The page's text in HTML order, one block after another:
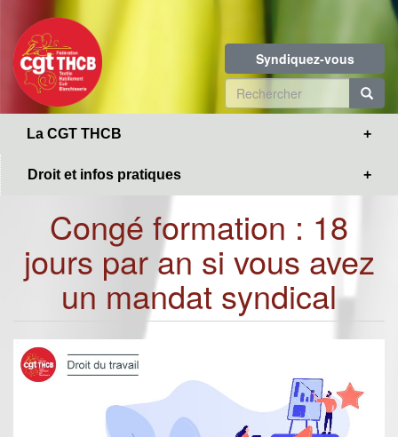
contenu
principal
Syndiquez-vous
Formulaire
de
La CGT THCB
Droit et infos pratiques
Congé formation : 18
jours par an si vous avez
un mandat syndical